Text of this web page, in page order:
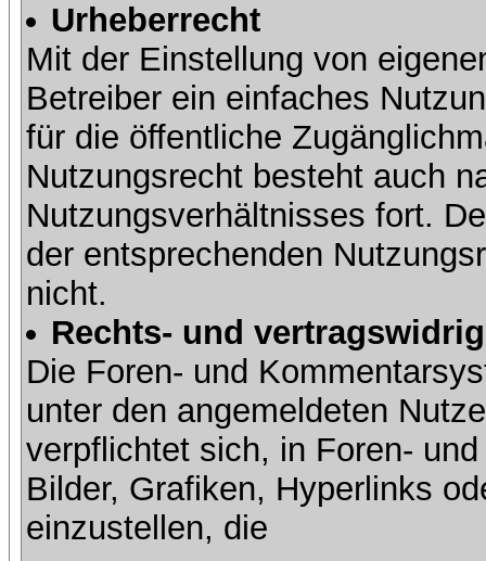
Urheberrecht
Mit der Einstellung von
Betreiber ein einfaches
für die öffentliche
Nutzungsrecht besteht auch
Nutzungsverhältnisses fort.
der entsprechenden
nicht.
Rechts- und
Die Foren- und
unter den angemeldeten
verpflichtet sich, in Foren-
Bilder, Grafiken, Hyperlinks
einzustellen, die